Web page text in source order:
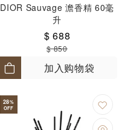
DIOR Sauvage 澹香精 60毫
升
$ 688
$ 850
加入购物袋
28%
OFF